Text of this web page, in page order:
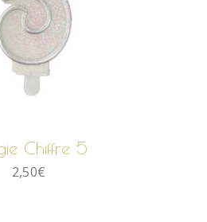
Chiffre 5
2,50€